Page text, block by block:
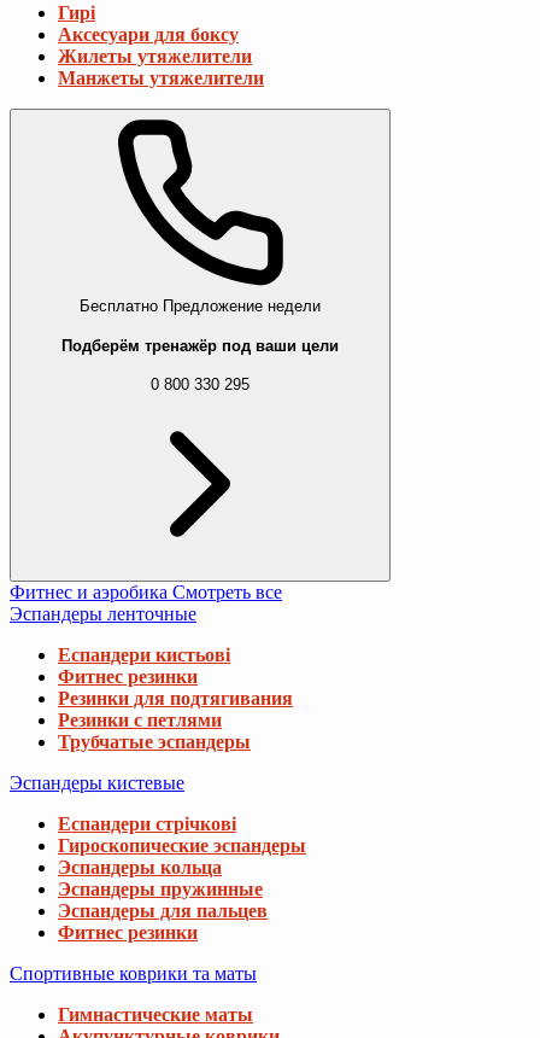
Гирі
Аксесуари для боксу
Жилеты утяжелители
Манжеты утяжелители
Бесплатно Предложение недели
Подберём тренажёр под ваши цели
0 800 330 295
Фитнес и аэробика Смотреть все
Эспандеры ленточные
Еспандери кистьові
Фитнес резинки
Резинки для подтягивания
Резинки с петлями
Трубчатые эспандеры
Эспандеры кистевые
Еспандери стрічкові
Гироскопические эспандеры
Эспандеры кольца
Эспандеры пружинные
Эспандеры для пальцев
Фитнес резинки
Спортивные коврики та маты
Гимнастические маты